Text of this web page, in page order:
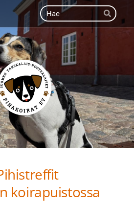
Haku
Hae
Suomen Tanskalais-
koirapuistossa